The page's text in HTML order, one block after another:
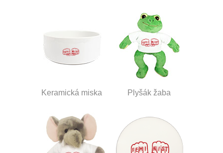
Keramická miska Plyšák žaba